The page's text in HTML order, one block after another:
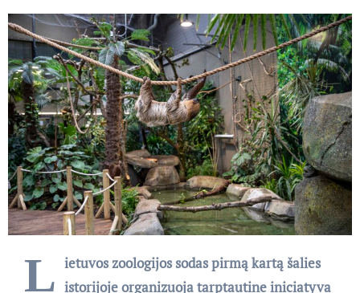
L ietuvos zoologijos sodas pirmą kartą šalies
istorijoje organizuoja tarptautine iniciatyva